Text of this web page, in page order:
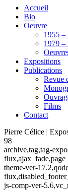
Accueil
Bio
Oeuvre
1955 –
1979 –
Expositions
Publications
Revue
Films
Contact
Pierre Célice |
98
archive,tag,tag-
theme-ver-
js-comp-ver-